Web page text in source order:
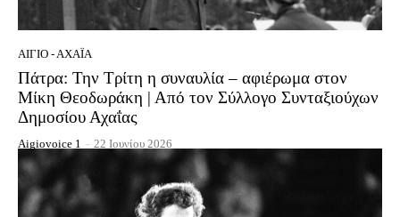
ΑΊΓΙΟ - ΑΧΑΪ́Α
Πάτρα: Την Τρίτη η συναυλία – αφιέρωμα στον
Μίκη Θεοδωράκη | Από τον Σύλλογο Συνταξιούχων
Δημοσίου Αχαΐας
Aigiovoice 1 - 22 Ιουνίου 2026